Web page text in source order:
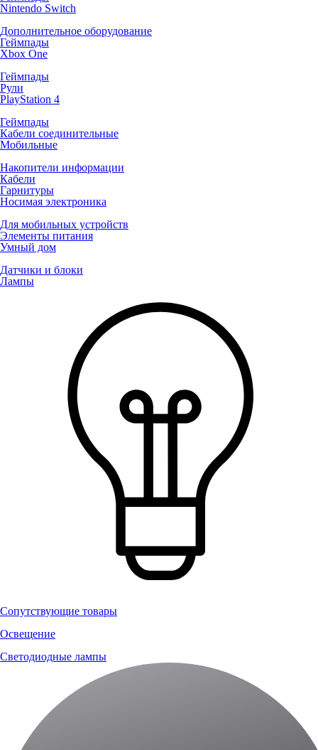
Nintendo Switch
Дополнительное оборудование
Геймпады
Xbox One
Геймпады
Рули
PlayStation 4
Геймпады
Кабели соединительные
Мобильные
Накопители информации
Кабели
Гарнитуры
Носимая электроника
Для мобильных устройств
Элементы питания
Умный дом
Датчики и блоки
Лампы
Сопутствующие товары
Освещение
Светодиодные лампы